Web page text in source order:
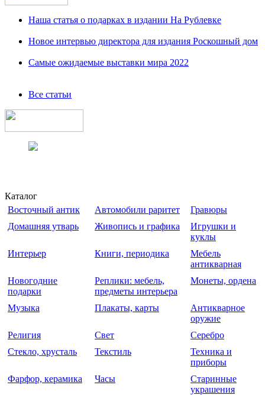
Наша статья о подарках в издании На Рублевке
Новое интервью директора для издания Роскошный дом
Самые ожидаемые выставки мира 2022
Все статьи
Каталог
Восточный антик
Автомобили раритет
Гравюры
Домашняя утварь
Живопись и графика
Игрушки и
куклы
Интерьер
Книги, периодика
Мебель
антикварная
Новогодние
подарки
Реплики: мебель,
предметы интерьера
Монеты, ордена
Музыка Плакаты, карты
Антикварное
оружие
Религия
Свет
Серебро
Стекло, хрусталь
Текстиль
Техника и
приборы
Фарфор, керамика
Часы
Старинные
украшения